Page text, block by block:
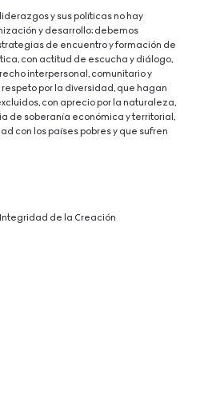
y sus políticas no hay
y desarrollo; debemos
de encuentro y formación de
con actitud de escucha y diálogo,
interpersonal, comunitario y
por la diversidad, que hagan
con aprecio por la naturaleza,
de soberanía económica y territorial,
con los países pobres y que sufren
de la Creación